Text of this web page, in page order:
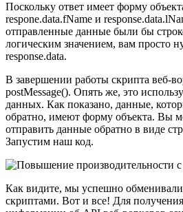
Поскольку ответ имеет форму
respone.data.fName и
отправленные данные были бы
логическим значением, вам просто
response.data.
В завершении работы скрипта веб-
postMessage(). Опять же, это
данных. Как показано, данные,
обратно, имеют форму объекта. Вы
отправить данные обратно в виде
Запустим наш код.
Как видите, мы успешно
скриптами. Вот и все! Для